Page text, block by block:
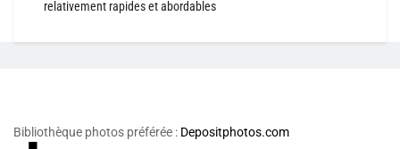
relativement rapides et abordables
Bibliothèque photos préférée : Depositphotos.com